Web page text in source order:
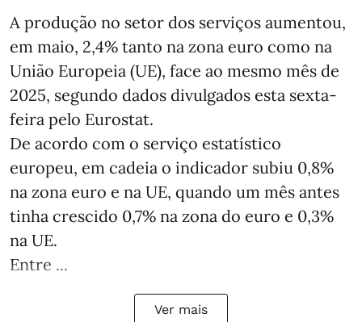
A produção no setor dos serviços aumentou,
em maio, 2,4% tanto na zona euro como na
União Europeia (UE), face ao mesmo mês de
2025, segundo dados divulgados esta sexta-
feira pelo Eurostat.
De acordo com o serviço estatístico
europeu, em cadeia o indicador subiu 0,8%
na zona euro e na UE, quando um mês antes
tinha crescido 0,7% na zona do euro e 0,3%
na UE.
Entre ...
Ver mais